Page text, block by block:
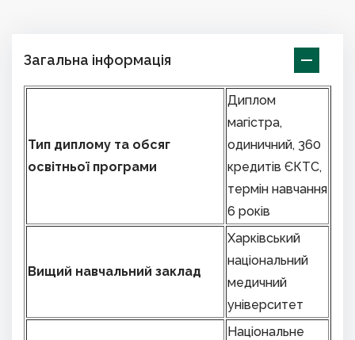
Загальна інформація
Тип диплому та обсяг
освітньої програми
Диплом
магістра,
одиничний, 360
кредитів ЄКТС,
термін навчання
6 років
Вищий навчальний заклад
Харківський
національний
медичний
університет
Національне